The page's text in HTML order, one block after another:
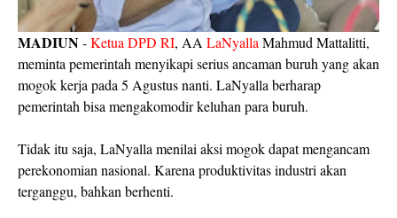
MADIUN-Ketua DPD RI, AA LaNyalla Mahmud Mattalitti,
meminta pemerintah menyikapi serius ancaman buruh yang akan
mogok kerja pada 5 Agustus nanti. LaNyalla berharap
pemerintah bisa mengakomodir keluhan para buruh.
Tidak itu saja, LaNyalla menilai aksi mogok dapat mengancam
perekonomian nasional. Karena produktivitas industri akan
terganggu, bahkan berhenti.